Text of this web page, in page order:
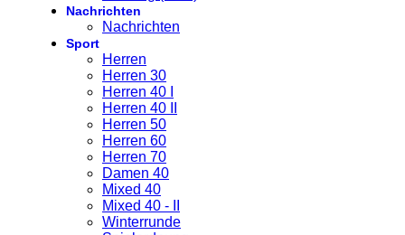
Nachrichten
Nachrichten
Sport
Herren
Herren 30
Herren 40 I
Herren 40 II
Herren 50
Herren 60
Herren 70
Damen 40
Mixed 40
Mixed 40 - II
Winterrunde